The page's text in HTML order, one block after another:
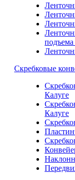
Скребковые
Калуге
Калуге